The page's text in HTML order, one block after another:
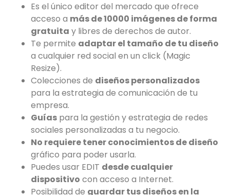
Es el único editor del mercado que ofrece
acceso a más de 10000 imágenes de forma
gratuita y libres de derechos de autor.
Te permite adaptar el tamaño de tu diseño
a cualquier red social en un click (Magic
Resize).
Colecciones de diseños personalizados
para la estrategia de comunicación de tu
empresa.
Guías para la gestión y estrategia de redes
sociales personalizadas a tu negocio.
No requiere tener conocimientos de diseño
gráfico para poder usarla.
Puedes usar EDIT desde cualquier
dispositivo con acceso a Internet.
Posibilidad de guardar tus diseños en la